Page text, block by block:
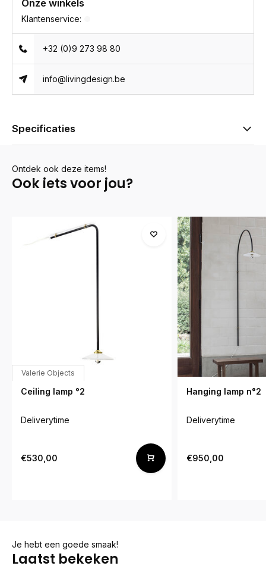
Onze winkels
Klantenservice:
+32 (0)9 273 98 80
info@livingdesign.be
Specificaties
Ontdek ook deze items!
Ook iets voor jou?
Valerie Objects
Ceiling lamp °2
Deliverytime
€530,00
Hanging lamp n°2
Deliverytime
€950,00
Je hebt een goede smaak!
Laatst bekeken